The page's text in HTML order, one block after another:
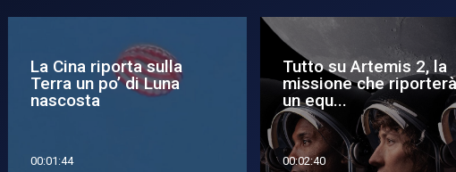
Tutto su Artemis 2, la
missione che riporterà
un equ...
00:02:40
Tutto sul volo di
2, la missione che
riporte...
00:03:02